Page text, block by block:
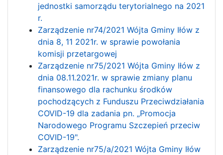
jednostki samorządu terytorialnego na 2021
r.
Zarządzenie nr74/2021 Wójta Gminy Iłów z
dnia 8, 11 2021r. w sprawie powołania
komisji przetargowej
Zarządzenie nr75/2021 Wójta Gminy Iłów z
dnia 08.11.2021r. w sprawie zmiany planu
finansowego dla rachunku środków
pochodzących z Funduszu Przeciwdziałania
COVID-19 dla zadania pn. „Promocja
Narodowego Programu Szczepień przeciw
COVID-19".
Zarządzenie nr75/a/2021 Wójta Gminy Iłów